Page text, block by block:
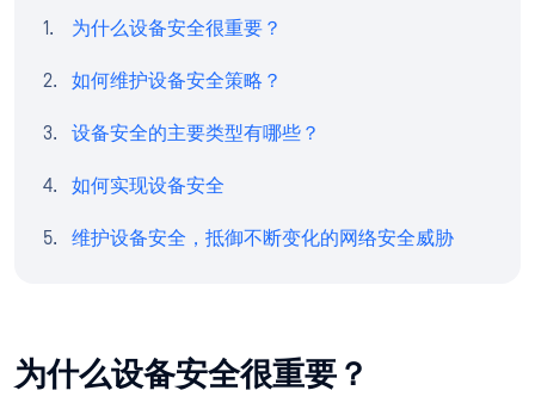
为什么设备安全很重要？
如何维护设备安全策略？
设备安全的主要类型有哪些？
如何实现设备安全
维护设备安全，抵御不断变化的网络安全威胁
为什么设备安全很重要？